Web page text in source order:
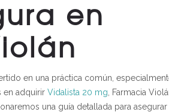
en
en una práctica común,
en adquirir Vidalista 20 mg , Farmacia
una guía detallada para